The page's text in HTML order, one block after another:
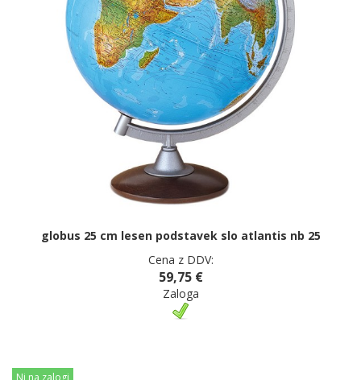
globus 25 cm lesen podstavek slo atlantis nb 25
Cena z DDV:
59,75 €
Zaloga